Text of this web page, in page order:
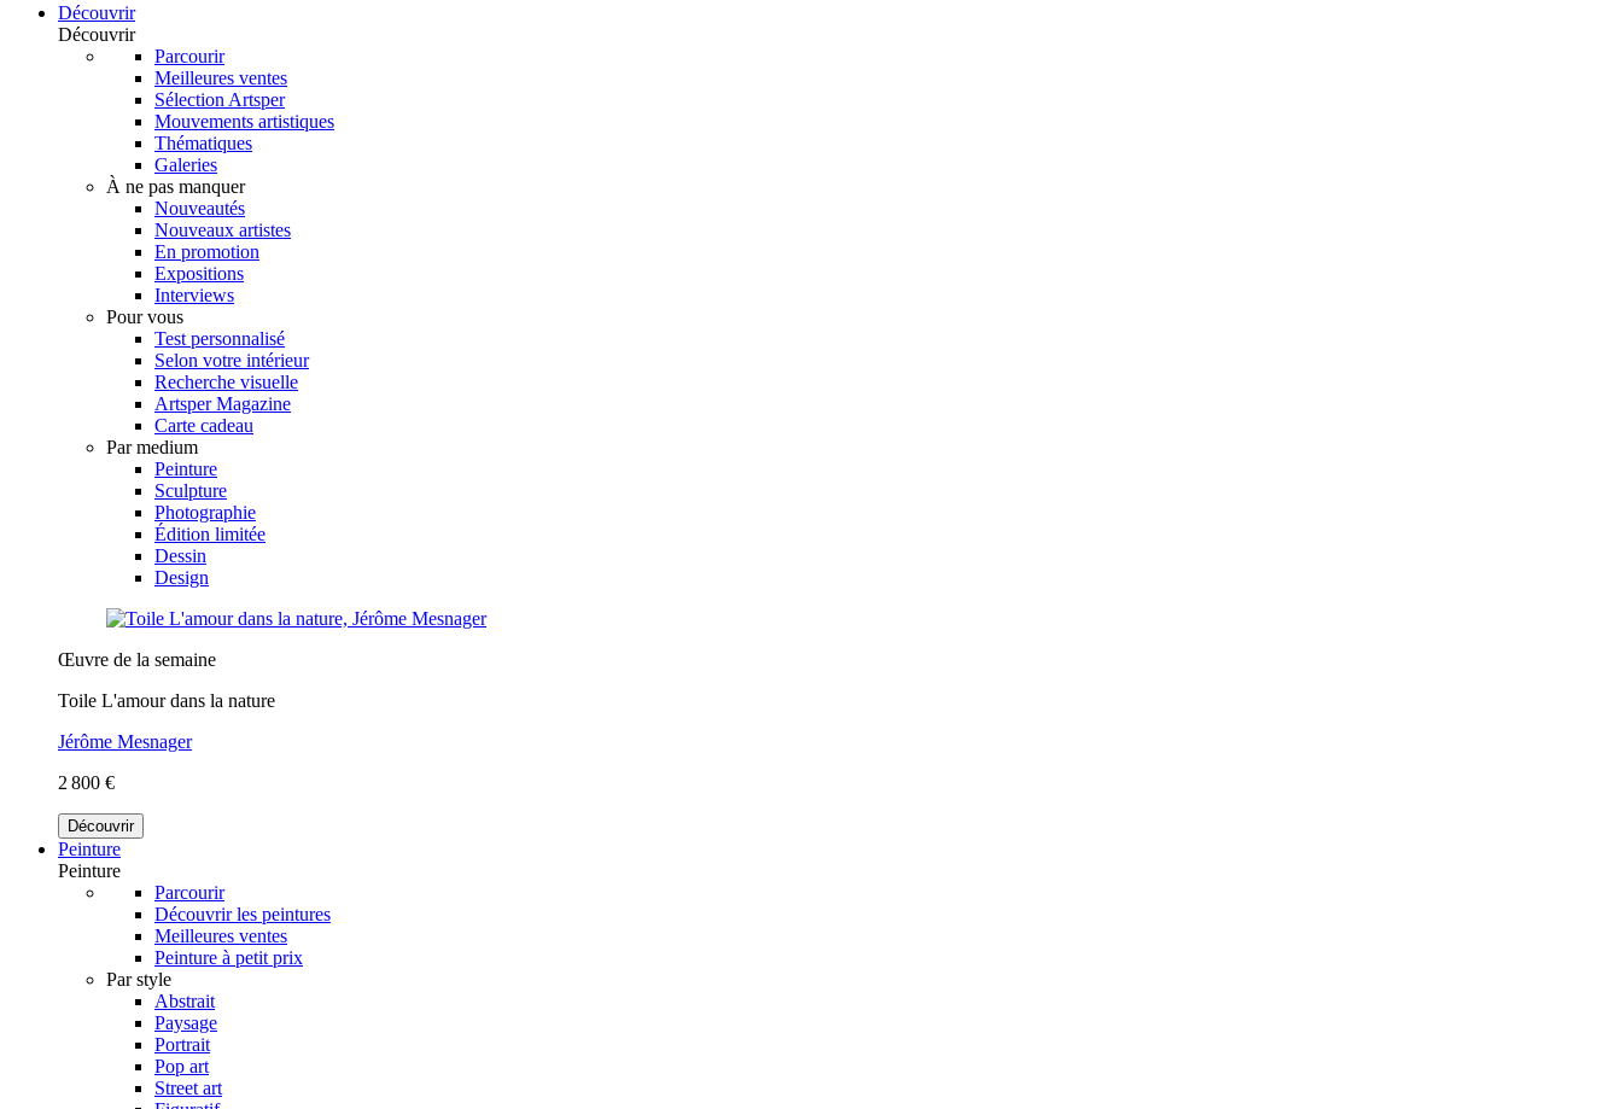
Découvrir
Découvrir
Parcourir
Meilleures ventes
Sélection Artsper
Mouvements artistiques
Thématiques
Galeries
À ne pas manquer
Nouveautés
Nouveaux artistes
En promotion
Expositions
Interviews
Pour vous
Test personnalisé
Selon votre intérieur
Recherche visuelle
Artsper Magazine
Carte cadeau
Par medium
Peinture
Sculpture
Photographie
Édition limitée
Dessin
Design
Œuvre de la semaine
Toile L'amour dans la nature
Jérôme Mesnager
2 800 €
Découvrir
Peinture
Peinture
Parcourir
Découvrir les peintures
Meilleures ventes
Peinture à petit prix
Par style
Abstrait
Paysage
Portrait
Pop art
Street art